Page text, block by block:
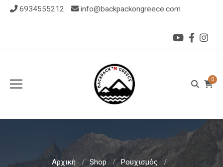
6934555212 info@backpackongreece.com
0
Αρχική Shop
Ρουχισμός